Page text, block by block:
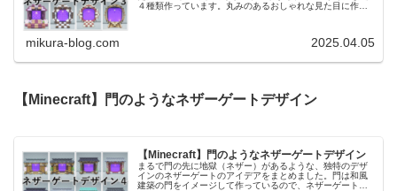
４種類作っています。丸みのあるおしゃれな見た目に作っ
mikura-blog.com 2025.04.05
【Minecraft】門のようなネザーゲートデザイン
【Minecraft】門のようなネザーゲートデザイン
まるで門の先に地獄（ネザー）があるような、独特のデザ
インのネザーゲートのアイデアをまとめました。門は和風
建築の門をイメージして作っているので、ネザーゲートと